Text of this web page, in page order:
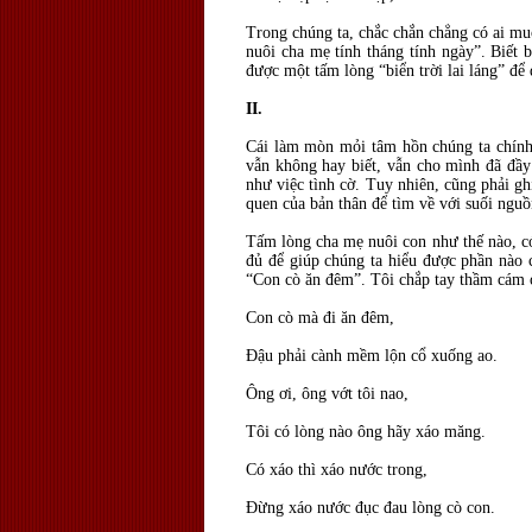
Trong chúng ta, chắc chắn chẳng có ai
nuôi cha mẹ tính tháng tính ngày”. Biết
được một tấm lòng “biển trời lai láng” để
II.
Cái làm mòn mỏi tâm hồn chúng ta
vẫn không hay biết, vẫn cho mình đã
như việc tình cờ. Tuy nhiên, cũng phải
quen của bản thân để tìm về với suối
Tấm lòng cha mẹ nuôi con như thế nào,
đủ để giúp chúng ta hiểu được phần
“Con cò ăn đêm”. Tôi chắp tay thầm
Con cò mà đi ăn đêm,
Đậu phải cành mềm lộn cổ xuống ao.
Ông ơi, ông vớt tôi nao,
Tôi có lòng nào ông hãy xáo măng.
Có xáo thì xáo nước trong,
Đừng xáo nước đục đau lòng cò con.